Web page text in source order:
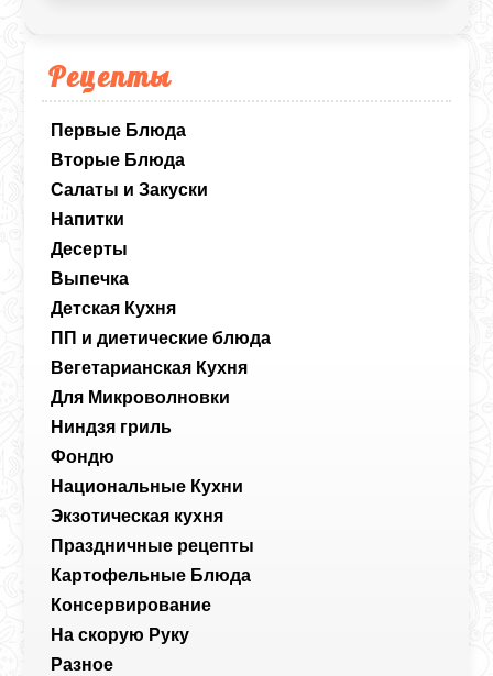
Рецепты
Первые Блюда
Вторые Блюда
Салаты и Закуски
Напитки
Десерты
Выпечка
Детская Кухня
ПП и диетические блюда
Вегетарианская Кухня
Для Микроволновки
Ниндзя гриль
Фондю
Национальные Кухни
Экзотическая кухня
Праздничные рецепты
Картофельные Блюда
Консервирование
На скорую Руку
Разное